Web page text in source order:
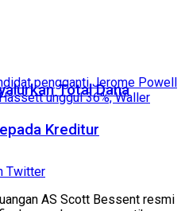
Total Dana
Kreditur
pengganti Jerome Powell
unggul 36%, Waller
Twitter
AS Scott Bessent resmi